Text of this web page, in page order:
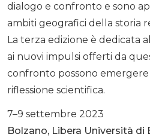
dialogo e confronto e sono
ambiti geografici della storia
La terza edizione è dedicata
ai nuovi impulsi offerti da
confronto possono emergere
riflessione scientifica.
7–9 settembre 2023
Bolzano, Libera Università di